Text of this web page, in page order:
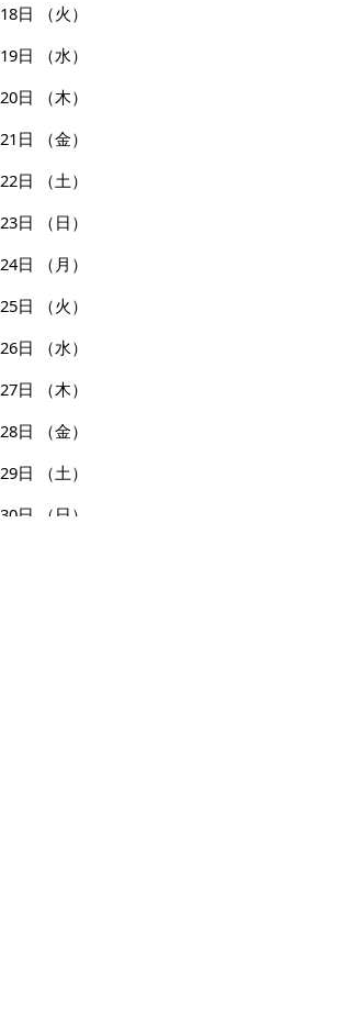
18日
（火）
19日
（水）
20日
（木）
21日
（金）
22日
（土）
23日
（日）
24日
（月）
25日
（火）
26日
（水）
27日
（木）
28日
（金）
29日
（土）
30日
（日）